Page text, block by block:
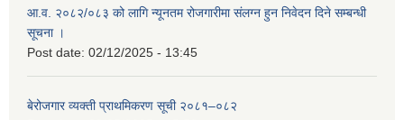
आ.व. २०८२/०८३ को लागि न्यूनतम रोजगारीमा संलग्न हुन निवेदन दिने सम्बन्धी
सूचना ।
Post date: 02/12/2025 - 13:45
बेरोजगार व्यक्ती प्राथमिकरण सूची २०८१–०८२